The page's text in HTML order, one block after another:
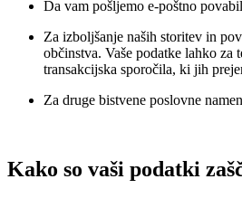
Da vam pošljemo e-poštno
Za izboljšanje naših storitev in
občinstva. Vaše podatke lahko
transakcijska sporočila, ki jih
Za druge bistvene poslovne
Kako so vaši podatki